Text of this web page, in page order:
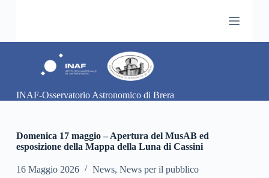
t
o
n
u
INAF-Osservatorio Astronomico di Brera
Domenica 17 maggio – Apertura del MusAB ed
esposizione della Mappa della Luna di Cassini
16 Maggio 2026 News, News per il pubblico